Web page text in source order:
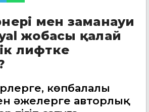
мен заманауи
жобасы қалай
лифтке
көпбалалы
әжелерге авторлық